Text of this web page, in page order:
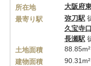
所在地 大阪府
最寄り駅
弥刀駅
久宝寺
長瀬駅
土地面積
88.85m²
建物面積
90.31m²